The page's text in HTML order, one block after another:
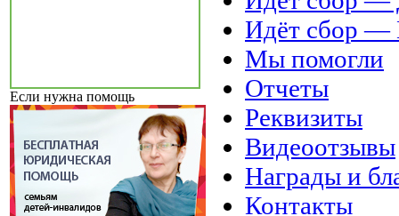
Если нужна помощь
Идёт сбор
Мы помогли
Отчеты
Реквизиты
Видеоотзывы
Награды и
Контакты